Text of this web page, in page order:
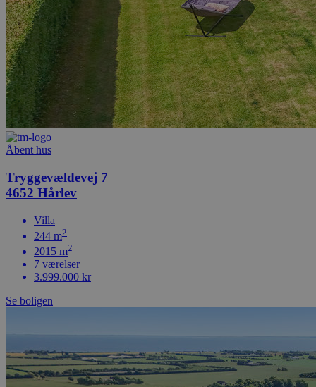
Åbent hus
Tryggevældevej 7
4652 Hårlev
Villa
244 m2
2015 m2
7 værelser
3.999.000 kr
Se boligen